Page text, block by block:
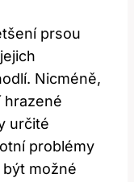
prsou
Nicméně,
hrazené
určité
problémy
možné